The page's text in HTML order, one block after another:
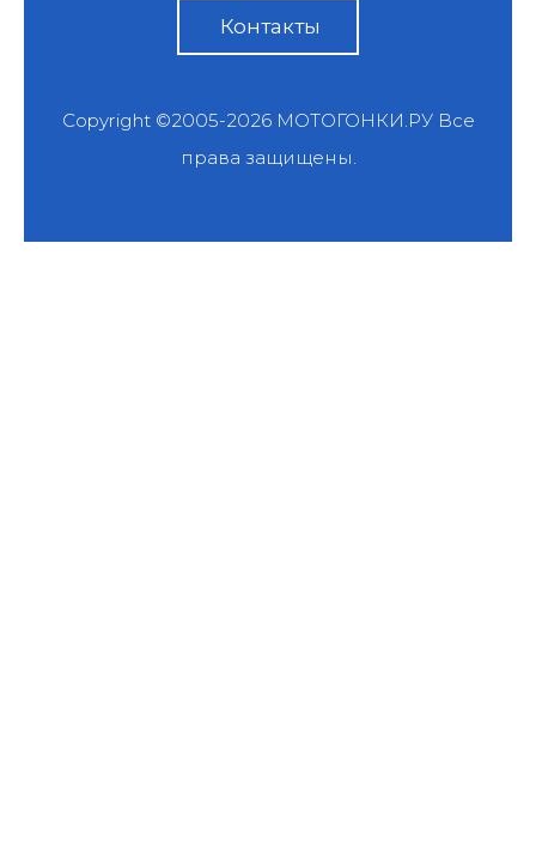
Контакты
Copyright ©2005-2026 МОТОГОНКИ.РУВсе
права защищены.